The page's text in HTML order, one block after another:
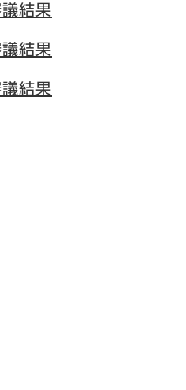
結果
結果
結果